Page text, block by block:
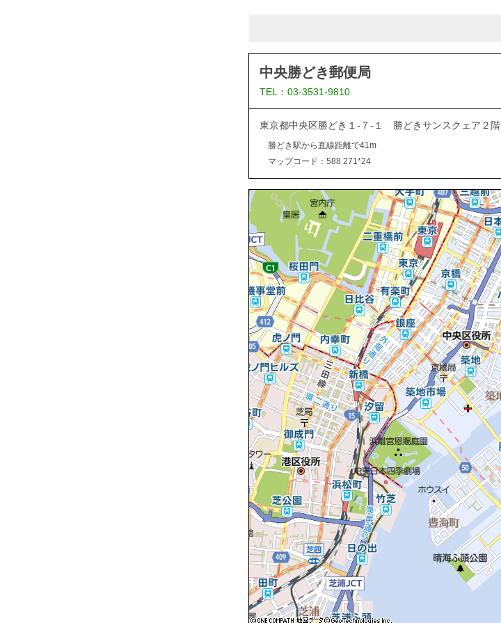
中央勝どき郵便局
TEL：03-3531-9810
東京都中央区勝どき１-７-１ 勝どきサンスクェア２階
勝どき駅から直線距離で41m
マップコード：588 271*24